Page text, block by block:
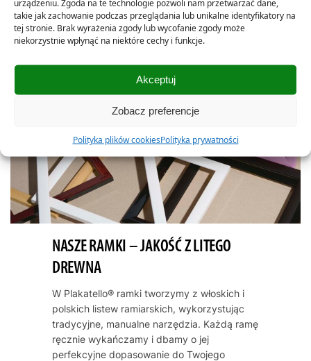
urządzeniu. Zgoda na te technologie pozwoli nam przetwarzać dane,
takie jak zachowanie podczas przeglądania lub unikalne identyfikatory na
tej stronie. Brak wyrażenia zgody lub wycofanie zgody może
niekorzystnie wpłynąć na niektóre cechy i funkcje.
Akceptuj
Zobacz preferencje
Polityka plików cookiesPolityka prywatności
NASZE RAMKI – JAKOŚĆ Z LITEGO
DREWNA
W Plakatello® ramki tworzymy z włoskich i
polskich listew ramiarskich, wykorzystując
tradycyjne, manualne narzędzia. Każdą ramę
ręcznie wykańczamy i dbamy o jej
perfekcyjne dopasowanie do Twojego